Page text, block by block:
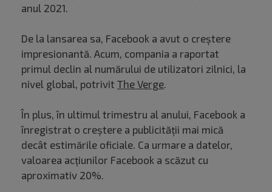
anul 2021.
De la lansarea sa, Facebook a avut o creștere
impresionantă. Acum, compania a raportat
primul declin al numărului de utilizatori zilnici, la
nivel global, potrivit The Verge.
În plus, în ultimul trimestru al anului, Facebook a
înregistrat o creștere a publicității mai mică
decât estimările oficiale. Ca urmare a datelor,
valoarea acțiunilor Facebook a scăzut cu
aproximativ 20%.